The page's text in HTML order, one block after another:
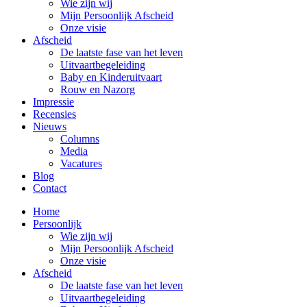
Wie zijn wij
Mijn Persoonlijk Afscheid
Onze visie
Afscheid
De laatste fase van het leven
Uitvaartbegeleiding
Baby en Kinderuitvaart
Rouw en Nazorg
Impressie
Recensies
Nieuws
Columns
Media
Vacatures
Blog
Contact
Home
Persoonlijk
Wie zijn wij
Mijn Persoonlijk Afscheid
Onze visie
Afscheid
De laatste fase van het leven
Uitvaartbegeleiding